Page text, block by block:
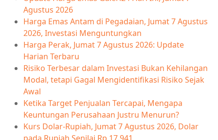
Agustus 2026
Harga Emas Antam di Pegadaian, Jumat 7 Agustus
2026, Investasi Menguntungkan
Harga Perak, Jumat 7 Agustus 2026: Update
Harian Terbaru
Risiko Terbesar dalam Investasi Bukan Kehilangan
Modal, tetapi Gagal Mengidentifikasi Risiko Sejak
Awal
Ketika Target Penjualan Tercapai, Mengapa
Keuntungan Perusahaan Justru Menurun?
Kurs Dolar-Rupiah, Jumat 7 Agustus 2026, Dolar